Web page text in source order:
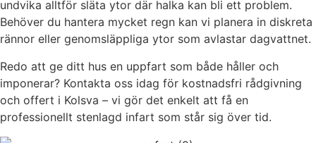
undvika alltför släta ytor där halka kan bli ett problem.
Behöver du hantera mycket regn kan vi planera in diskreta
rännor eller genomsläppliga ytor som avlastar dagvattnet.
Redo att ge ditt hus en uppfart som både håller och
imponerar? Kontakta oss idag för kostnadsfri rådgivning
och offert i Kolsva – vi gör det enkelt att få en
professionellt stenlagd infart som står sig över tid.